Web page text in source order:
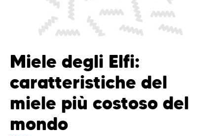
Miele degli Elfi:
caratteristiche del
miele più costoso del
mondo